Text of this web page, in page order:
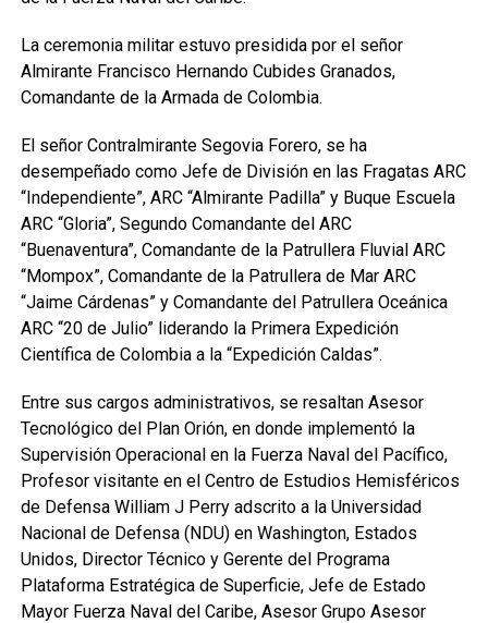
La ceremonia militar estuvo presidida por el señor
Almirante Francisco Hernando Cubides Granados,
Comandante de la Armada de Colombia.
El señor Contralmirante Segovia Forero, se ha
desempeñado como Jefe de División en las Fragatas ARC
“Independiente”, ARC “Almirante Padilla” y Buque Escuela
ARC “Gloria”, Segundo Comandante del ARC
“Buenaventura”, Comandante de la Patrullera Fluvial ARC
“Mompox”, Comandante de la Patrullera de Mar ARC
“Jaime Cárdenas” y Comandante del Patrullera Oceánica
ARC “20 de Julio” liderando la Primera Expedición
Científica de Colombia a la “Expedición Caldas”.
Entre sus cargos administrativos, se resaltan Asesor
Tecnológico del Plan Orión, en donde implementó la
Supervisión Operacional en la Fuerza Naval del Pacífico,
Profesor visitante en el Centro de Estudios Hemisféricos
de Defensa William J Perry adscrito a la Universidad
Nacional de Defensa (NDU) en Washington, Estados
Unidos, Director Técnico y Gerente del Programa
Plataforma Estratégica de Superficie, Jefe de Estado
Mayor Fuerza Naval del Caribe, Asesor Grupo Asesor